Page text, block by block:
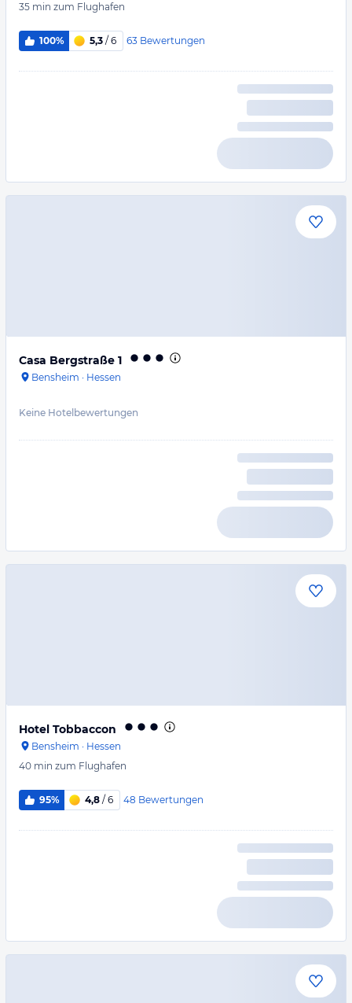
35 min zum Flughafen
100% 5,3 / 6 63 Bewertungen
Casa Bergstraße 1
Bensheim · Hessen
Keine Hotelbewertungen
Hotel Tobbaccon
Bensheim · Hessen
40 min zum Flughafen
95% 4,8 / 6 48 Bewertungen